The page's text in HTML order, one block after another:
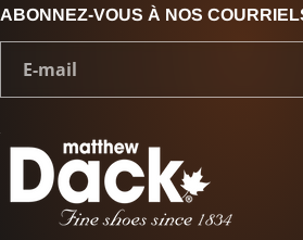
ABONNEZ-VOUS À NOS